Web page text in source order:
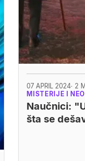
07 APRIL 2024· 2
MISTERIJE I
Naučnici:
šta se